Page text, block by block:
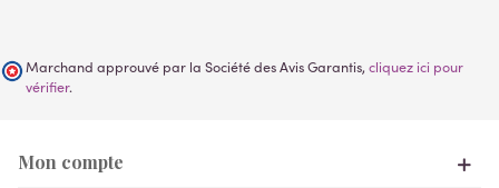
Marchand approuvé par la Société des Avis Garantis, cliquez ici pour
vérifier.
Mon compte